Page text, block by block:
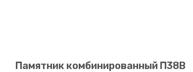
Памятник комбинированный П38В